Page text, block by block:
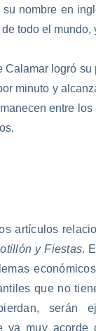
su nombre en
todo el
logró
minuto y
entre
artículos
y Fiestas.
que no
serán
va muy acorde